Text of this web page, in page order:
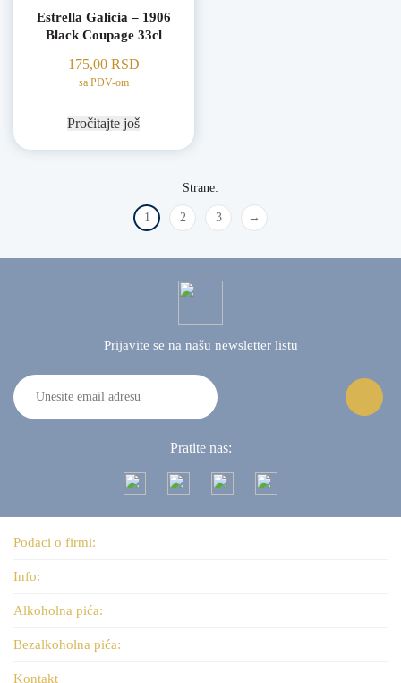
Estrella Galicia – 1906
Black Coupage 33cl
175,00 RSD
sa PDV-om
Pročitajte još
1 2 3 →
Prijavite se na našu newsletter listu
Pratite nas:
Podaci o firmi:
Info:
Alkoholna pića:
Bezalkoholna pića:
Kontakt